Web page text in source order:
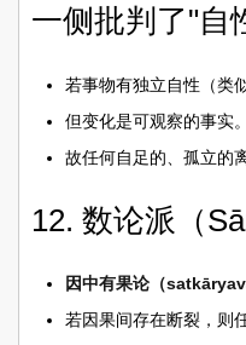
一侧批判了"自
若事物有独立自性（类
但变化是可观察的事实。
故任何自足的、孤立的
12. 数论派（
因中有果论（
若因果间存在断裂，